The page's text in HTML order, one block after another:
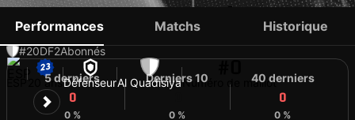
CARLOS JIMÉNEZ
#20DF2Abonnés
20 ansDéfenseurAl QuadisiyaNuméro de maillot
Performances Matchs Historique
5 derniers
0
0 %
Derniers 10
0 %
40 derniers
0
0 %